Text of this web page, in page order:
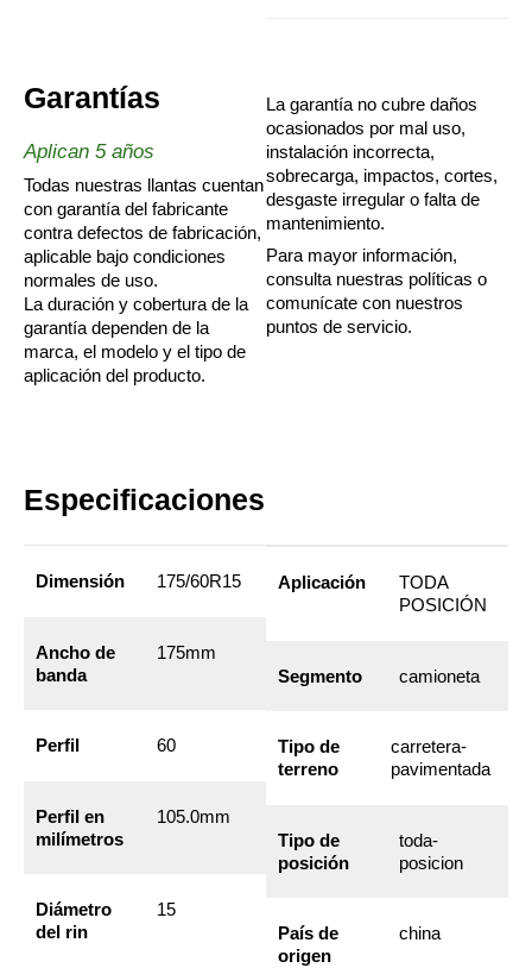
Garantías
Aplican 5 años
Todas nuestras llantas cuentan
con garantía del fabricante
contra defectos de fabricación,
aplicable bajo condiciones
normales de uso.
La duración y cobertura de la
garantía dependen de la
marca, el modelo y el tipo de
aplicación del producto.
La garantía no cubre daños
ocasionados por mal uso,
instalación incorrecta,
sobrecarga, impactos, cortes,
desgaste irregular o falta de
mantenimiento.
Para mayor información,
consulta nuestras políticas o
comunícate con nuestros
puntos de servicio.
Especificaciones
Dimensión 175/60R15
Ancho de
banda
175mm
Perfil 60
Perfil en
milímetros
105.0mm
Diámetro
del rin
15
Aplicación
TODA
POSICIÓN
Segmento camioneta
Tipo de
terreno
carretera-
pavimentada
Tipo de
posición
toda-
posicion
País de
origen
china